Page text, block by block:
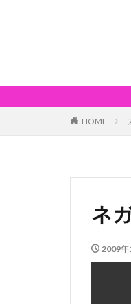
HOME
ネ
2009年